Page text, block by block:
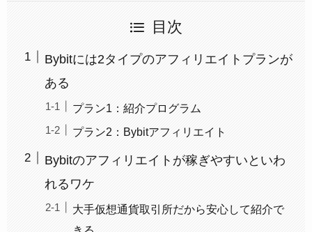
目次
Bybitには2タイプのアフィリエイトプランが
ある
プラン1：紹介プログラム
プラン2：Bybitアフィリエイト
Bybitのアフィリエイトが稼ぎやすいといわ
れるワケ
大手仮想通貨取引所だから安心して紹介で